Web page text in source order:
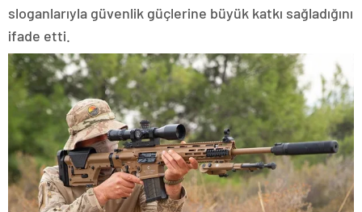
sloganlarıyla güvenlik güçlerine büyük katkı sağladığını
ifade etti.